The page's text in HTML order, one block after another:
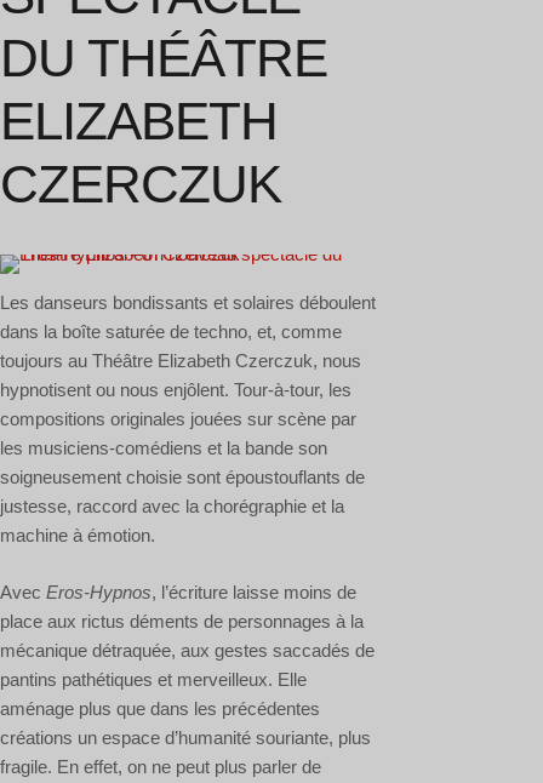
DU THÉÂTRE
ELIZABETH
CZERCZUK
Les danseurs bondissants et solaires déboulent
dans la boîte saturée de techno, et, comme
toujours au Théâtre Elizabeth Czerczuk, nous
hypnotisent ou nous enjôlent. Tour-à-tour, les
compositions originales jouées sur scène par
les musiciens-comédiens et la bande son
soigneusement choisie sont époustouflants de
justesse, raccord avec la chorégraphie et la
machine à émotion.
Avec Eros-Hypnos, l’écriture laisse moins de
place aux rictus déments de personnages à la
mécanique détraquée, aux gestes saccadés de
pantins pathétiques et merveilleux. Elle
aménage plus que dans les précédentes
créations un espace d’humanité souriante, plus
fragile. En effet, on ne peut plus parler de